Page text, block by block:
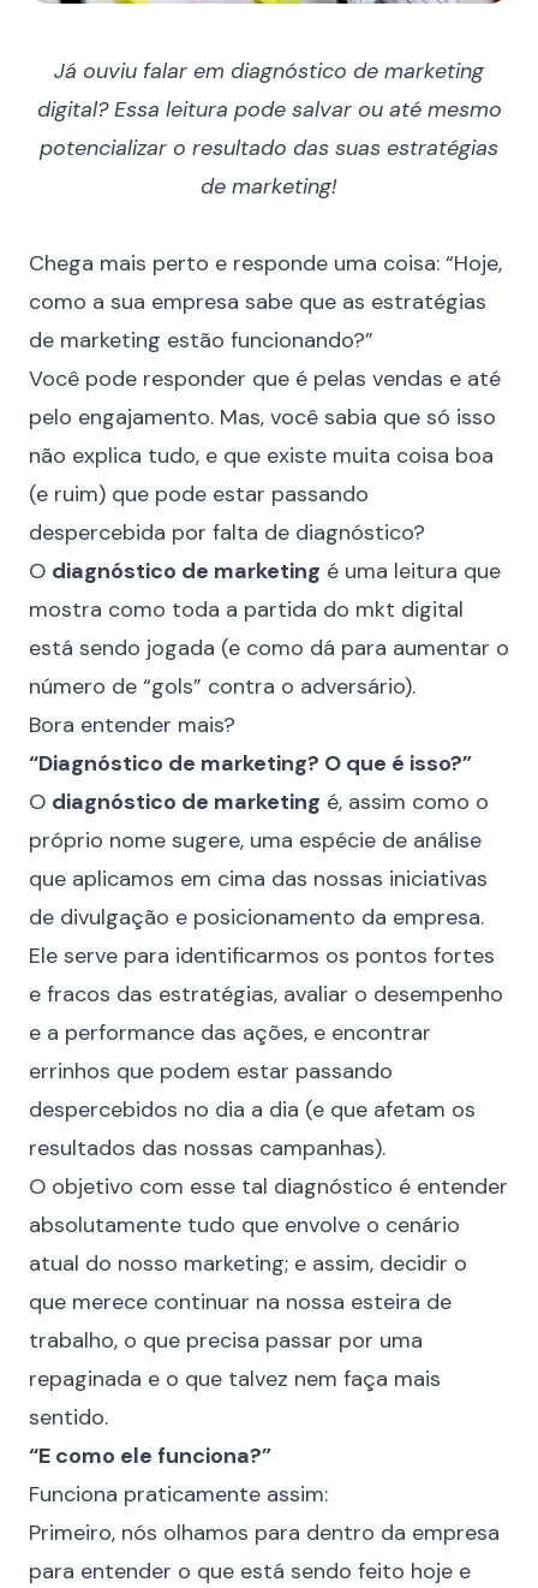
Já ouviu falar em diagnóstico de marketing
digital? Essa leitura pode salvar ou até mesmo
potencializar o resultado das suas estratégias
de marketing!
Chega mais perto e responde uma coisa: “Hoje,
como a sua empresa sabe que as estratégias
de marketing estão funcionando?”
Você pode responder que é pelas vendas e até
pelo engajamento. Mas, você sabia que só isso
não explica tudo, e que existe muita coisa boa
(e ruim) que pode estar passando
despercebida por falta de diagnóstico?
O diagnóstico de marketing é uma leitura que
mostra como toda a partida do mkt digital
está sendo jogada (e como dá para aumentar o
número de “gols” contra o adversário).
Bora entender mais?
“Diagnóstico de marketing? O que é isso?”
O diagnóstico de marketing é, assim como o
próprio nome sugere, uma espécie de análise
que aplicamos em cima das nossas iniciativas
de divulgação e posicionamento da empresa.
Ele serve para identificarmos os pontos fortes
e fracos das estratégias, avaliar o desempenho
e a performance das ações, e encontrar
errinhos que podem estar passando
despercebidos no dia a dia (e que afetam os
resultados das nossas campanhas).
O objetivo com esse tal diagnóstico é entender
absolutamente tudo que envolve o cenário
atual do nosso marketing; e assim, decidir o
que merece continuar na nossa esteira de
trabalho, o que precisa passar por uma
repaginada e o que talvez nem faça mais
sentido.
“E como ele funciona?”
Funciona praticamente assim:
Primeiro, nós olhamos para dentro da empresa
para entender o que está sendo feito hoje e